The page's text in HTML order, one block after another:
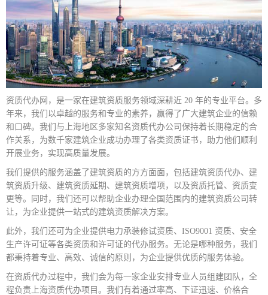
资质代办网，是一家在建筑资质服务领域深耕近 20 年的专业平台。多
年来，我们以卓越的服务和专业的素养，赢得了广大建筑企业的信赖
和口碑。我们与上海地区多家知名资质代办公司保持着长期稳定的合
作关系，为数千家建筑企业成功办理了各类资质证书，助力他们顺利
开展业务，实现高质量发展。
我们提供的服务涵盖了建筑资质的方方面面，包括建筑资质代办、建
筑资质升级、建筑资质延期、建筑资质增项，以及资质托管、资质变
更等。同时，我们还可以帮助企业办理全国范围内的建筑资质公司转
让，为企业提供一站式的建筑资质解决方案。
此外，我们还可为企业提供电力承装修试资质、ISO9001 资质、安全
生产许可证等各类资质和许可证的代办服务。无论是哪种服务，我们
都秉持着专业、高效、诚信的原则，为企业提供优质的服务体验。
在资质代办过程中，我们会为每一家企业安排专业人员组建团队，全
程负责上海资质代办项目。我们有着通过率高、下证迅速、价格合